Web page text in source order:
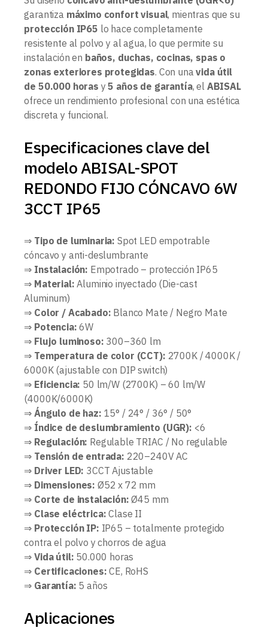
garantiza máximo confort visual, mientras que su
protección IP65 lo hace completamente
resistente al polvo y al agua, lo que permite su
instalación en baños, duchas, cocinas, spas o
zonas exteriores protegidas. Con unavida útil
de 50.000 horas y5 años de garantía, el ABISAL
ofrece un rendimiento profesional con una estética
discreta y funcional.
Especificaciones clave del
modelo ABISAL-SPOT
REDONDO FIJO CÓNCAVO 6W
3CCT IP65
⇒ Tipo de luminaria: Spot LED empotrable
cóncavo y anti-deslumbrante
⇒ Instalación: Empotrado – protección IP65
⇒ Material: Aluminio inyectado (Die-cast
Aluminum)
⇒ Color / Acabado: Blanco Mate / Negro Mate
⇒ Potencia: 6W
⇒ Flujo luminoso: 300–360 lm
⇒ Temperatura de color (CCT): 2700K / 4000K /
6000K (ajustable con DIP switch)
⇒ Eficiencia: 50 lm/W (2700K) – 60 lm/W
(4000K/6000K)
⇒ Ángulo de haz: 15° / 24° / 36° / 50°
⇒ Índice de deslumbramiento (UGR): <6
⇒ Regulación: Regulable TRIAC / No regulable
⇒ Tensión de entrada: 220–240V AC
⇒ Driver LED: 3CCT Ajustable
⇒ Dimensiones: Ø52 x 72 mm
⇒ Corte de instalación: Ø45 mm
⇒ Clase eléctrica: Clase II
⇒ Protección IP: IP65 – totalmente protegido
contra el polvo y chorros de agua
⇒ Vida útil: 50.000 horas
⇒ Certificaciones: CE, RoHS
⇒ Garantía: 5 años
Aplicaciones